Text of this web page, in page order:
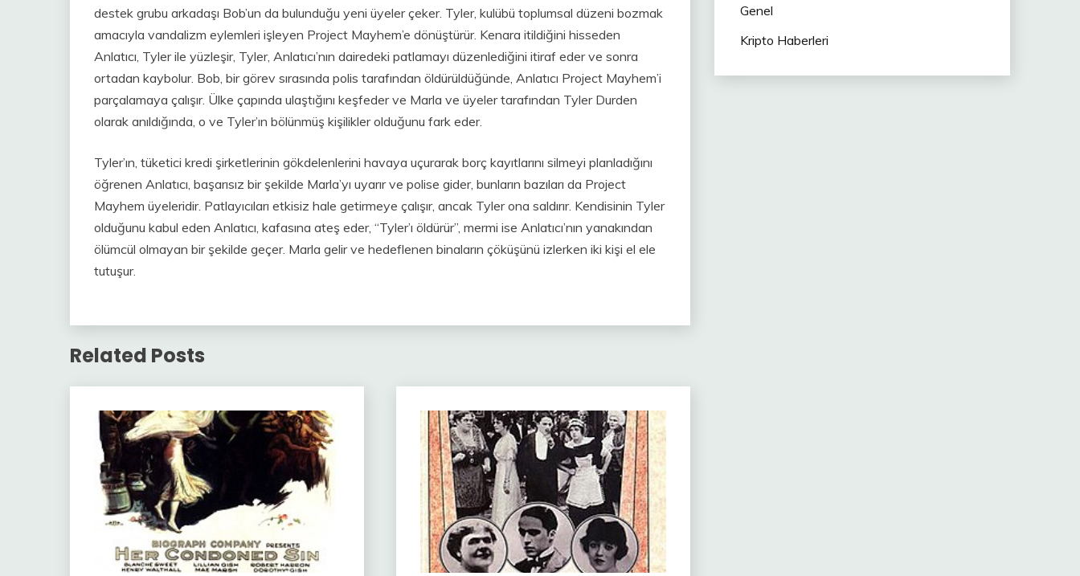
destek grubu arkadaşı Bob’un da bulunduğu yeni üyeler çeker. Tyler, kulübü toplumsal düzeni bozmak
amacıyla vandalizm eylemleri işleyen Project Mayhem’e dönüştürür. Kenara itildiğini hisseden
Anlatıcı, Tyler ile yüzleşir, Tyler, Anlatıcı’nın dairedeki patlamayı düzenlediğini itiraf eder ve sonra
ortadan kaybolur. Bob, bir görev sırasında polis tarafından öldürüldüğünde, Anlatıcı Project Mayhem’i
parçalamaya çalışır. Ülke çapında ulaştığını keşfeder ve Marla ve üyeler tarafından Tyler Durden
olarak anıldığında, o ve Tyler’ın bölünmüş kişilikler olduğunu fark eder.
Tyler’ın, tüketici kredi şirketlerinin gökdelenlerini havaya uçurarak borç kayıtlarını silmeyi planladığını
öğrenen Anlatıcı, başarısız bir şekilde Marla’yı uyarır ve polise gider, bunların bazıları da Project
Mayhem üyeleridir. Patlayıcıları etkisiz hale getirmeye çalışır, ancak Tyler ona saldırır. Kendisinin Tyler
olduğunu kabul eden Anlatıcı, kafasına ateş eder, “Tyler’ı öldürür”, mermi ise Anlatıcı’nın yanakından
ölümcül olmayan bir şekilde geçer. Marla gelir ve hedeflenen binaların çöküşünü izlerken iki kişi el ele
tutuşur.
Related Posts
Genel
Kripto Haberleri